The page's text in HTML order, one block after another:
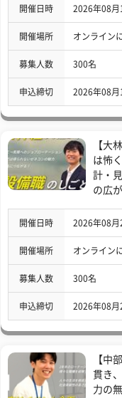
開催日時 2026年08月
開催場所 オンライン
募集人数 300名
申込締切 2026年08月
【大
は怖
計・
の広
開催日時 2026年08月
開催場所 オンライン
募集人数 300名
申込締切 2026年08月
【中
貫き
力の